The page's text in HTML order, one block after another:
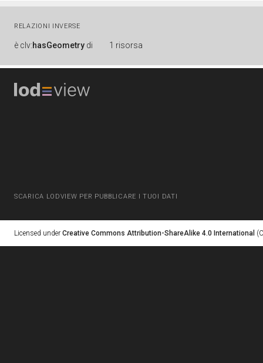
RELAZIONI INVERSE
è clv:hasGeometry di 1 risorsa
SCARICA LODVIEW PER PUBBLICARE I TUOI DATI
Licensed under Creative Commons Attribution-ShareAlike 4.0 International